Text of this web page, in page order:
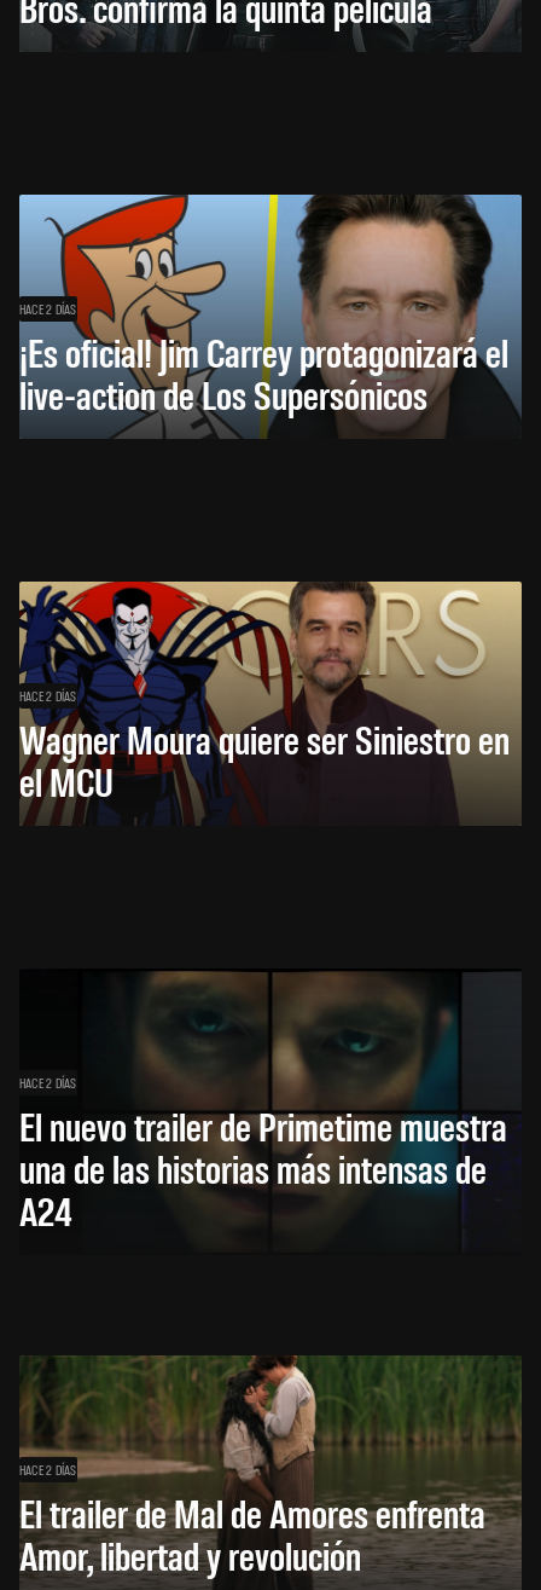
HACE 2 DÍAS
¡Es oficial! Jim Carrey protagonizará el
live-action de Los Supersónicos
HACE 2 DÍAS
Wagner Moura quiere ser Siniestro en
el MCU
HACE 2 DÍAS
El nuevo trailer de Primetime muestra
una de las historias más intensas de
A24
HACE 2 DÍAS
El trailer de Mal de Amores enfrenta
Amor, libertad y revolución